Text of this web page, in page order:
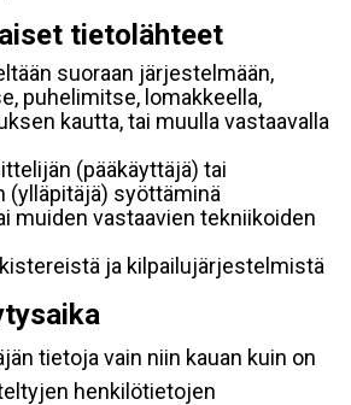
tietolähteet
suoraan järjestelmään,
puhelimitse, lomakkeella,
kautta, tai muulla vastaavalla
(pääkäyttäjä) tai
(ylläpitäjä) syöttäminä
muiden vastaavien tekniikoiden
ja kilpailujärjestelmistä
tietoja vain niin kauan kuin on
henkilötietojen